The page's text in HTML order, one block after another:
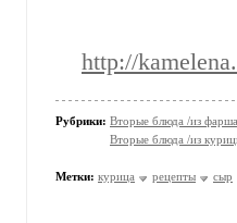
http://
Рубрики: Вторые блюда /из фарша
Вторые блюда /из
Метки: курица рецепты сыр